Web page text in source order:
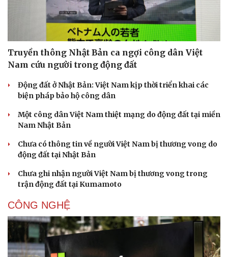
Du lịch
Tư vấn
check-in
Podcast
Câu chuyện thời sự
Cửa sổ tình yêu
Truyền thông Nhật Bản ca ngợi công dân Việt
Nam cứu người trong động đất
Động đất ở Nhật Bản: Việt Nam kịp thời triển khai các
biện pháp bảo hộ công dân
Một công dân Việt Nam thiệt mạng do động đất tại miền
Nam Nhật Bản
Chưa có thông tin về người Việt Nam bị thương vong do
động đất tại Nhật Bản
Chưa ghi nhận người Việt Nam bị thương vong trong
trận động đất tại Kumamoto
CÔNG NGHỆ